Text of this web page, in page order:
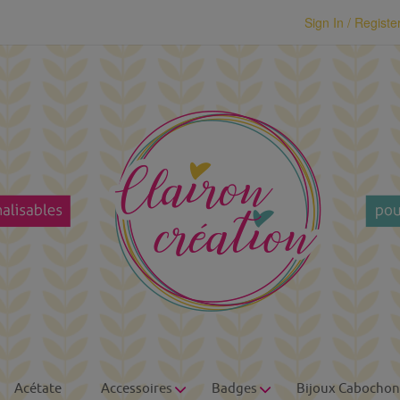
Sign In /
Acétate Accessoires Badges Bijoux